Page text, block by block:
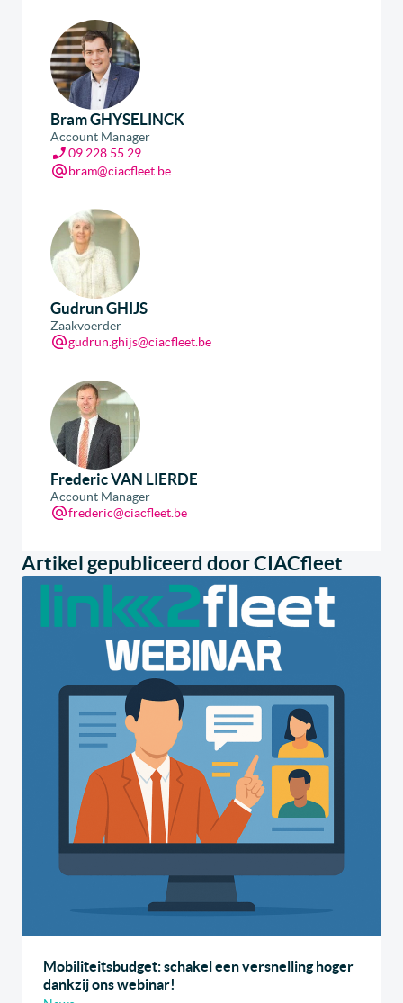
Bram GHYSELINCK
Account Manager
09 228 55 29
bram@ciacfleet.be
Gudrun GHIJS
Zaakvoerder
gudrun.ghijs@ciacfleet.be
Frederic VAN LIERDE
Account Manager
frederic@ciacfleet.be
Artikel gepubliceerd door CIACfleet
Mobiliteitsbudget: schakel een versnelling hoger
dankzij ons webinar!